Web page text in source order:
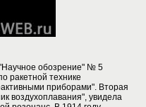
обозрение" № 5
ракетной технике
приборами". Вторая
воздухоплавания", увидела